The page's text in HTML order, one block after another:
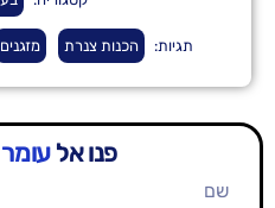
מזגנים מיזוג מכירת מזגנים
פנו אל עומר מיזוג אוויר